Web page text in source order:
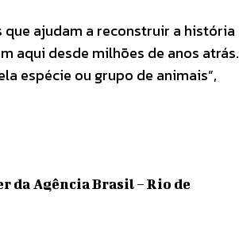
ajudam a reconstruir a história
aqui desde milhões de anos atrás.
espécie ou grupo de animais”,
da Agência Brasil – Rio de